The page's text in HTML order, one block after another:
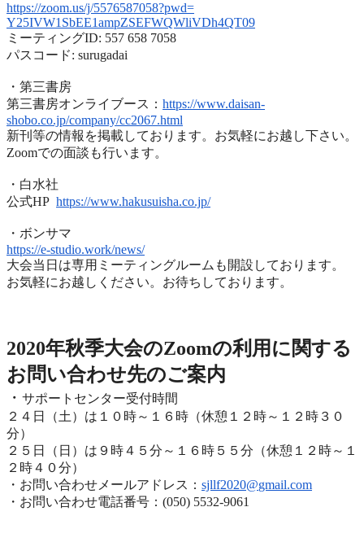
https://zoom.us/j/5576587058?pwd=
Y25IVW1SbEE1ampZSEFWQWliVDh4QT09
ミーティングID: 557 658 7058
パスコード: surugadai
・第三書房
第三書房オンライブース： https://www.daisan-
shobo.co.jp/company/cc2067.html
新刊等の情報を掲載しております。お気軽にお越し下さい。
Zoomでの面談も行います。
・白水社
公式HP https://www.hakusuisha.co.jp/
・ボンサマ
https://e-studio.work/news/
大会当日は専用ミーティングルームも開設しております。
お気軽にお越しください。お待ちしております。
2020年秋季大会のZoomの利用に関する
お問い合わせ先のご案内
・ サポートセンター受付時間
２４日（土）は１０時～１６時（休憩１２時～１２時３０
分）
２５日（日）は９時４５分～１６時５５分（休憩１２時～ １
２時４０分）
・お問い合わせメールアドレス： sjllf2020@gmail.com
・お問い合わせ電話番号：(050) 5532-9061